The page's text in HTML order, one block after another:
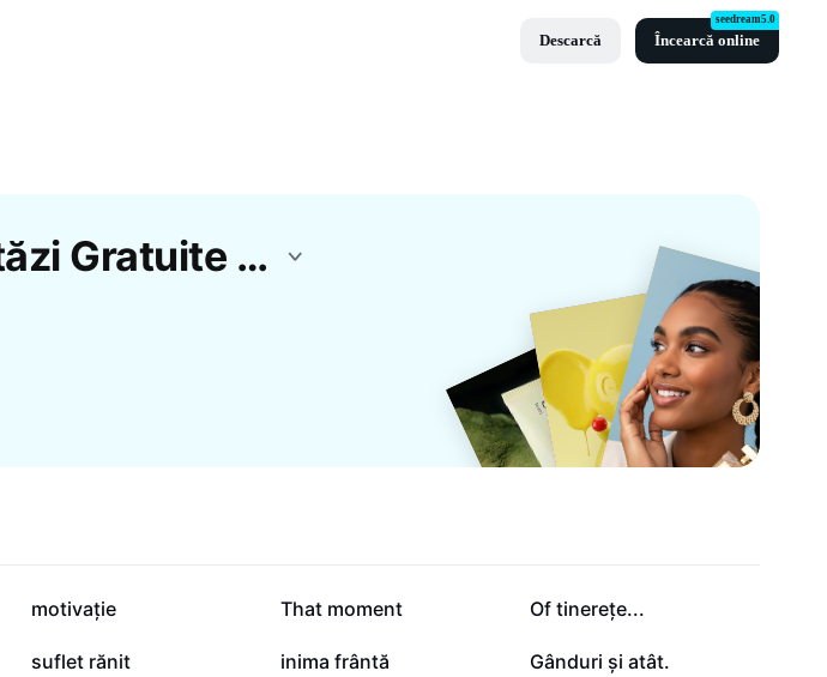
Descarcă Încearcă online
seedream5.0
Șabloane Împărțire De Mâncare Astăzi Gratuite De La CapCut
989
motivație 813
That moment 672
Of tinerețe...
343
suflet rănit 262
inima frântă 102
Gânduri și atât.